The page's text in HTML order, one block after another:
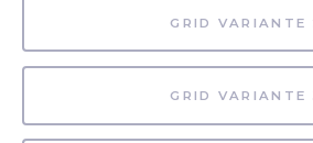
GRID VARIANTE
GRID VARIANTE